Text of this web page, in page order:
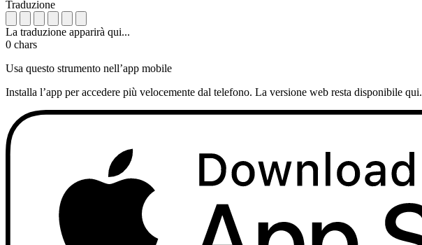
Traduzione
La traduzione apparirà qui...
0 chars
Usa questo strumento nell’app mobile
Installa l’app per accedere più velocemente dal telefono. La versione web resta disponibile qui.